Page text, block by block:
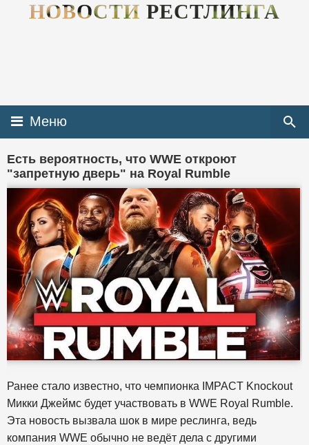
НОВОСТИ РЕСТЛИНГА
Меню
Есть вероятность, что WWE откроют
"запретную дверь" на Royal Rumble
Ранее стало известно, что чемпионка IMPACT Knockout
Микки Джеймс будет участвовать в WWE Royal Rumble.
Эта новость вызвала шок в мире реслинга, ведь
компания WWE обычно не ведёт дела с другими